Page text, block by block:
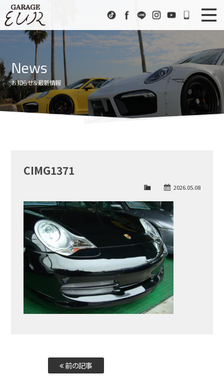
TikTokFacebook
LINE InstagramYoutube072-
ニュース
Stock List
在庫車情報
EUR Sports
EURスポーツ
アクセス
News
お知らせ＆最新情報
CIMG1371
2026.05.08
前の記事